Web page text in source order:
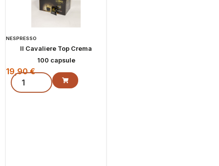
NESPRESSO
Il Cavaliere Top Crema
100 capsule
19,90€